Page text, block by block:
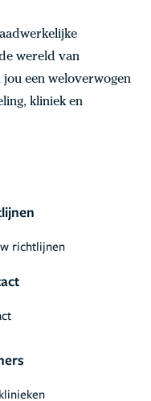
wereld van
een weloverwogen
kliniek en
richtlijnen